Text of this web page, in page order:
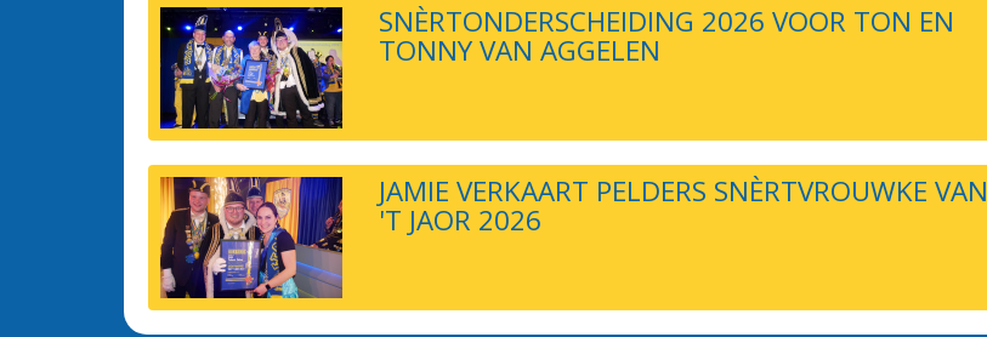
SNÈRTONDERSCHEIDING 2026 VOOR TON EN
TONNY VAN AGGELEN
JAMIE VERKAART PELDERS SNÈRTVROUWKE VAN
'T JAOR 2026